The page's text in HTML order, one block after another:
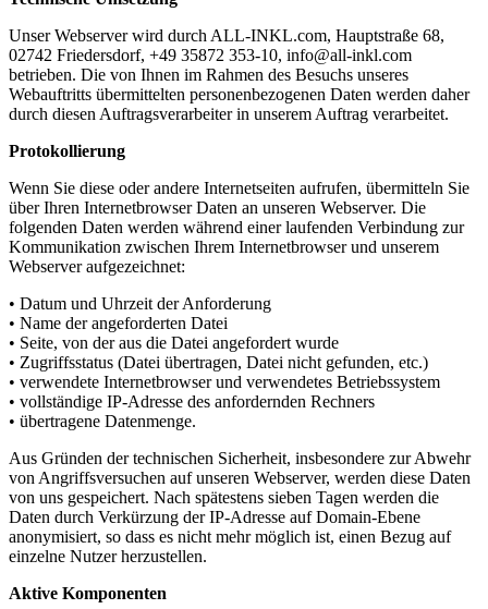
Unser Webserver wird durch ALL-INKL.com, Hauptstraße 68,
02742 Friedersdorf, +49 35872 353-10, info@all-inkl.com
betrieben. Die von Ihnen im Rahmen des Besuchs unseres
Webauftritts übermittelten personenbezogenen Daten werden daher
durch diesen Auftragsverarbeiter in unserem Auftrag verarbeitet.
Protokollierung
Wenn Sie diese oder andere Internetseiten aufrufen, übermitteln Sie
über Ihren Internetbrowser Daten an unseren Webserver. Die
folgenden Daten werden während einer laufenden Verbindung zur
Kommunikation zwischen Ihrem Internetbrowser und unserem
Webserver aufgezeichnet:
• Datum und Uhrzeit der Anforderung
• Name der angeforderten Datei
• Seite, von der aus die Datei angefordert wurde
• Zugriffsstatus (Datei übertragen, Datei nicht gefunden, etc.)
• verwendete Internetbrowser und verwendetes Betriebssystem
• vollständige IP-Adresse des anfordernden Rechners
• übertragene Datenmenge.
Aus Gründen der technischen Sicherheit, insbesondere zur Abwehr
von Angriffsversuchen auf unseren Webserver, werden diese Daten
von uns gespeichert. Nach spätestens sieben Tagen werden die
Daten durch Verkürzung der IP-Adresse auf Domain-Ebene
anonymisiert, so dass es nicht mehr möglich ist, einen Bezug auf
einzelne Nutzer herzustellen.
Aktive Komponenten